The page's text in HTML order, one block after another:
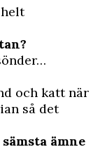
och katt när
så det
ämne